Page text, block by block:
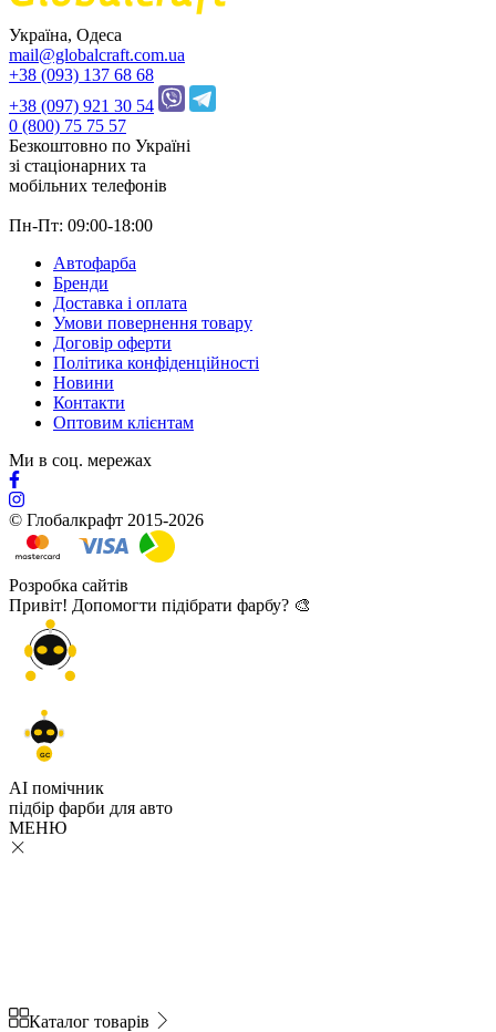
Україна, Одеса
mail@globalcraft.com.ua
+38 (093) 137 68 68
+38 (097) 921 30 54
0 (800) 75 75 57
Безкоштовно по Україні
зі стацiонарних та
мобільних телефонів
Пн-Пт: 09:00-18:00
Автофарба
Бренди
Доставка і оплата
Умови повернення товару
Договір оферти
Політика конфіденційності
Новини
Контакти
Оптовим клієнтам
Ми в соц. мережах
© Глобалкрафт 2015-2026
Розробка сайтів
Привіт! Допомогти підібрати фарбу? 🎨
GC
AI помічник
підбір фарби для авто
МЕНЮ
Каталог товарів